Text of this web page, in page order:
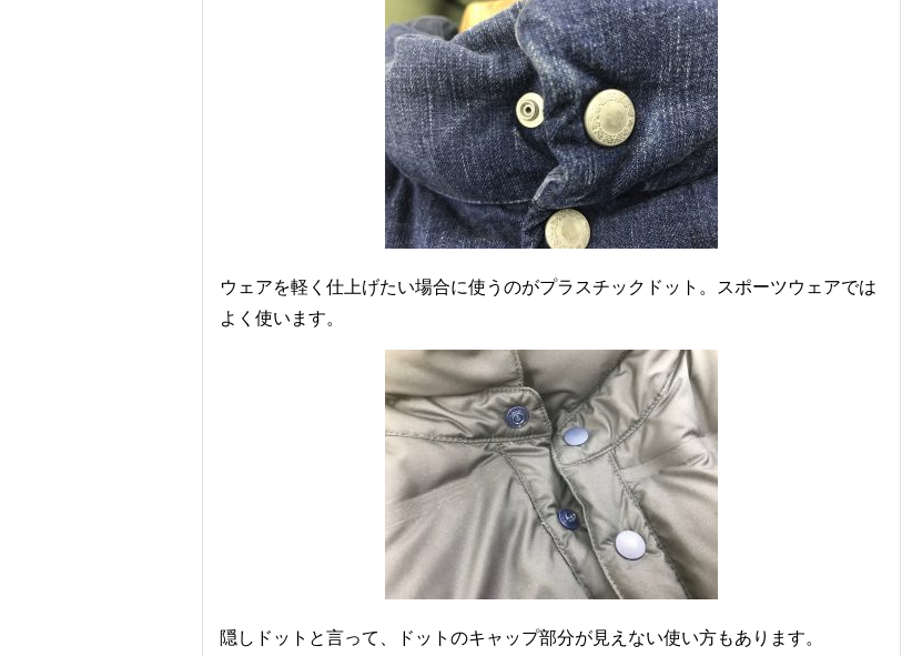
ウェアを軽く仕上げたい場合に使うのがプラスチックドット。スポーツウェアでは
よく使います。
隠しドットと言って、ドットのキャップ部分が見えない使い方もあります。